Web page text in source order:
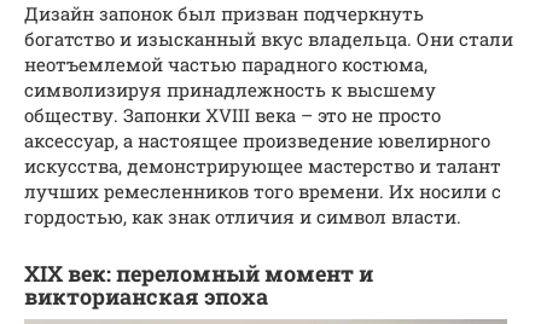
Дизайн запонок был призван подчеркнуть
богатство и изысканный вкус владельца. Они стали
неотъемлемой частью парадного костюма,
символизируя принадлежность к высшему
обществу. Запонки XVIII века – это не просто
аксессуар, а настоящее произведение ювелирного
искусства, демонстрирующее мастерство и талант
лучших ремесленников того времени. Их носили с
гордостью, как знак отличия и символ власти.
XIX век: переломный момент и
викторианская эпоха